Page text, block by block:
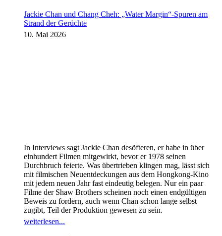
Jackie Chan und Chang Cheh: „Water Margin“-Spuren am
Strand der Gerüchte
10. Mai 2026
In Interviews sagt Jackie Chan desöfteren, er habe in über
einhundert Filmen mitgewirkt, bevor er 1978 seinen
Durchbruch feierte. Was übertrieben klingen mag, lässt sich
mit filmischen Neuentdeckungen aus dem Hongkong-Kino
mit jedem neuen Jahr fast eindeutig belegen. Nur ein paar
Filme der Shaw Brothers scheinen noch einen endgültigen
Beweis zu fordern, auch wenn Chan schon lange selbst
zugibt, Teil der Produktion gewesen zu sein.
weiterlesen...